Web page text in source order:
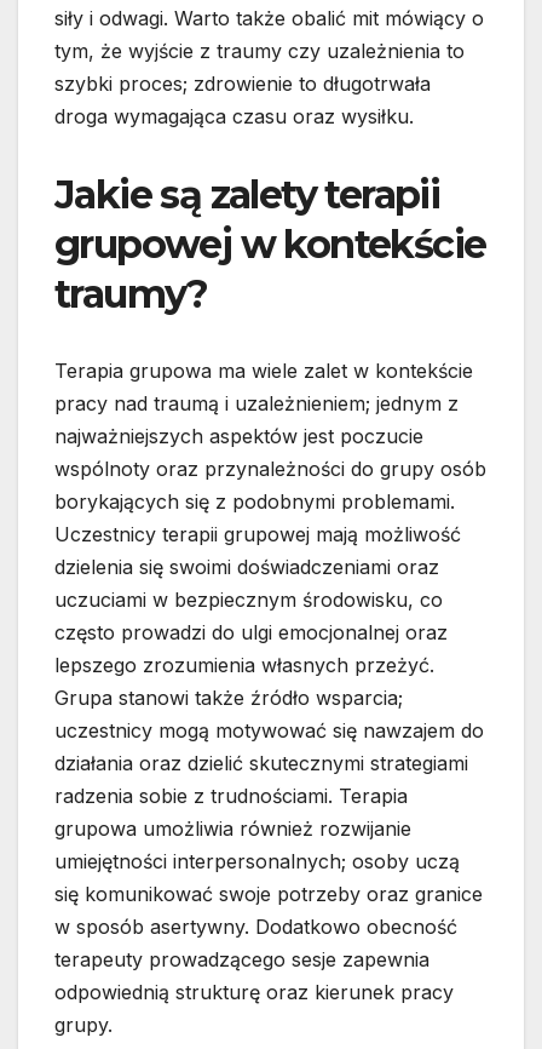
siły i odwagi. Warto także obalić mit mówiący o
tym, że wyjście z traumy czy uzależnienia to
szybki proces; zdrowienie to długotrwała
droga wymagająca czasu oraz wysiłku.
Jakie są zalety terapii
grupowej w kontekście
traumy?
Terapia grupowa ma wiele zalet w kontekście
pracy nad traumą i uzależnieniem; jednym z
najważniejszych aspektów jest poczucie
wspólnoty oraz przynależności do grupy osób
borykających się z podobnymi problemami.
Uczestnicy terapii grupowej mają możliwość
dzielenia się swoimi doświadczeniami oraz
uczuciami w bezpiecznym środowisku, co
często prowadzi do ulgi emocjonalnej oraz
lepszego zrozumienia własnych przeżyć.
Grupa stanowi także źródło wsparcia;
uczestnicy mogą motywować się nawzajem do
działania oraz dzielić skutecznymi strategiami
radzenia sobie z trudnościami. Terapia
grupowa umożliwia również rozwijanie
umiejętności interpersonalnych; osoby uczą
się komunikować swoje potrzeby oraz granice
w sposób asertywny. Dodatkowo obecność
terapeuty prowadzącego sesje zapewnia
odpowiednią strukturę oraz kierunek pracy
grupy.